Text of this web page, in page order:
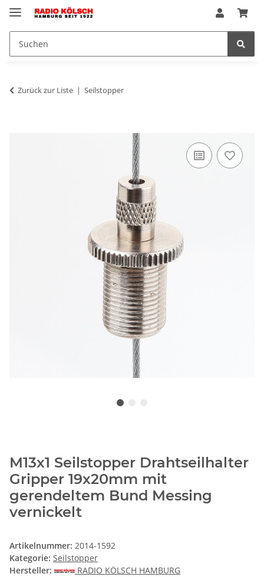
Zurück zur Liste Seilstopper
M13x1 Seilstopper Drahtseilhalter
Gripper 19x20mm mit
gerendeltem Bund Messing
vernickelt
Artikelnummer: 2014-1592
Kategorie: Seilstopper
Hersteller:
RADIO KÖLSCH HAMBURG